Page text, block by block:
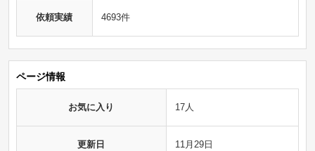
依頼実績 4693件
ページ情報
お気に入り 17人
更新日 11月29日